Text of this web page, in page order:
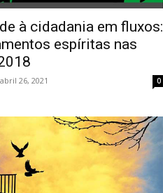
à cidadania em fluxos:
espíritas nas
abril 26, 2021 0